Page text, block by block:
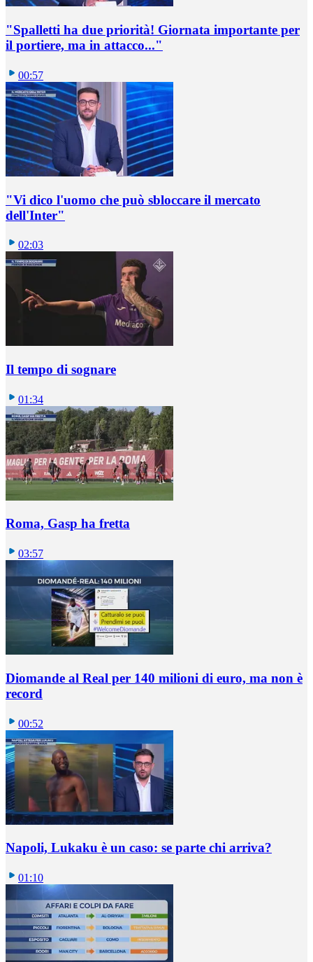
"Spalletti ha due priorità! Giornata importante per
il portiere, ma in attacco..."
00:57
"Vi dico l'uomo che può sbloccare il mercato
dell'Inter"
02:03
Il tempo di sognare
01:34
Roma, Gasp ha fretta
03:57
Diomande al Real per 140 milioni di euro, ma non è
record
00:52
Napoli, Lukaku è un caso: se parte chi arriva?
01:10